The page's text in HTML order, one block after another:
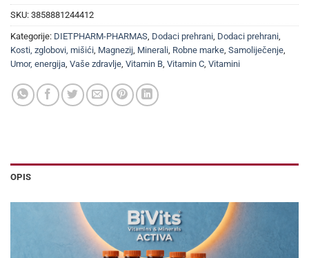
SKU: 3858881244412
Kategorije: DIETPHARM-PHARMAS Dodaci prehrani Dodaci prehrani
Kosti, zglobovi, mišići Magnezij Minerali Robne marke Samoliječenje
Umor, energija Vaše zdravlje Vitamin B Vitamin C Vitamini
OPIS